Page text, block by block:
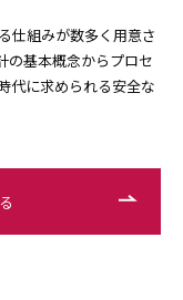
仕組みが数多く用意さ
の基本概念からプロセ
代に求められる安全な